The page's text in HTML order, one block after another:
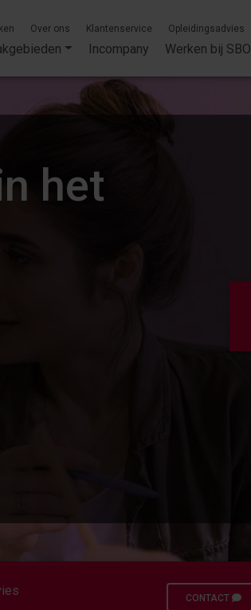
Over ons Klantenservice Opleidingsadvies
Incompany Werken bij SBO
het
CONTACT